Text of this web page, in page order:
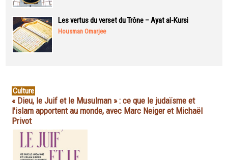
Les vertus du verset du Trône – Ayat al-Kursi
Housman Omarjee
Culture
« Dieu, le Juif et le Musulman » : ce que le judaïsme et
l'islam apportent au monde, avec Marc Neiger et Michaël
Privot